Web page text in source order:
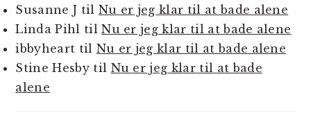
Susanne J til Nu er jeg klar til at bade alene
Linda Pihl tilNu er jeg klar til at bade alene
ibbyheart til Nu er jeg klar til at bade alene
Stine Hesbytil Nu er jeg klar til at bade
alene